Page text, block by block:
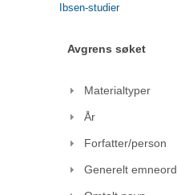
Ibsen-studier
Avgrens søket
Materialtyper
År
Forfatter/person
Generelt emneord